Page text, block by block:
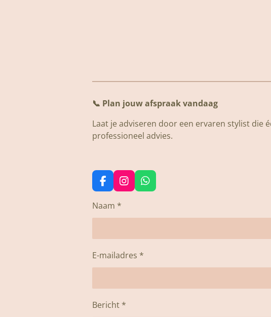
📞 Plan jouw afspraak vandaag
Laat je adviseren door een ervaren stylist die
professioneel advies.
F
a
c
o
k
I
n
r
a
m
W
h
p
Naam *
E-mailadres *
Bericht *